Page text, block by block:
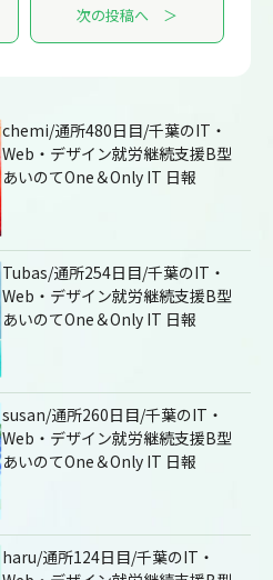
次の投稿へ ＞
chemi/通所480日目/千葉のIT・
Web・デザイン就労継続支援B型
あいのてOne＆Only IT 日報
Tubas/通所254日目/千葉のIT・
Web・デザイン就労継続支援B型
あいのてOne＆Only IT 日報
susan/通所260日目/千葉のIT・
Web・デザイン就労継続支援B型
あいのてOne＆Only IT 日報
haru/通所124日目/千葉のIT・